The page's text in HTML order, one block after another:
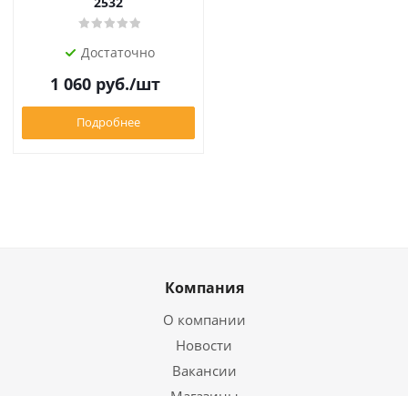
Достаточно
1 060 руб./шт
Подробнее
Компания
О компании
Новости
Вакансии